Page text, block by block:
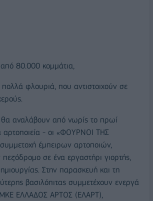
80.000 κομμάτια,
φλουριά, που αντιστοιχούν σε
θα αναλάβουν από νωρίς το πρωί
αρτοποιεία - οι «ΦΟΥΡΝΟΙ ΤΗΣ
έμπειρων αρτοποιών,
πεζόδρομο σε ένα εργαστήρι γιορτής,
Στην παρασκευή και τη
βασιλόπιτας συμμετέχουν ενεργά
ΕΛΛΑΔΟΣ ΑΡΤΟΣ (ΕΛΑΡΤ),